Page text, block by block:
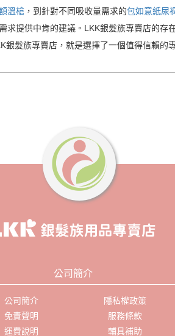
溫槍 ，到針對不同吸收量需求的包如意紙尿
提供中肯的建議。LKK銀髮族專賣店的
髮族專賣店，就是選擇了一個值得信賴的
公司簡介
公司簡介
隱私權政策
免責聲明
服務條款
運費說明
輔具補助